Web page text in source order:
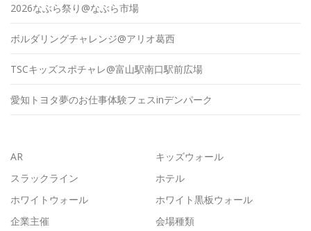
2026なぶら祭り@なぶら市場
ボルダリングチャレンジ@アリオ葛西
TSCキッズスポチャレ@富山駅南口駅前広場
愛知トヨタ夢のお仕事体験フェスinデンパーク
AR
キッズウォール
スラックライン
ホテル
ホワイトウォール
ホワイト黒板ウォール
企業主催
会場種類